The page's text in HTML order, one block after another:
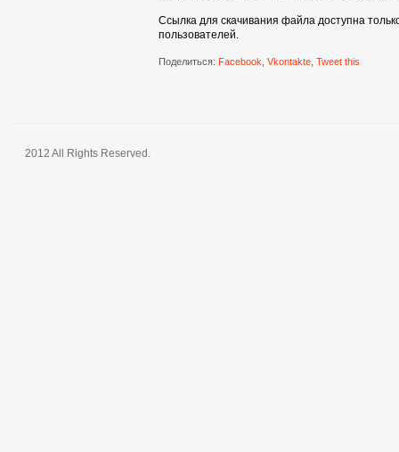
Ссылка для скачивания файла доступна
пользователей.
Поделиться: Facebook Vkontakte, Tweet this
2012 All Rights Reserved.